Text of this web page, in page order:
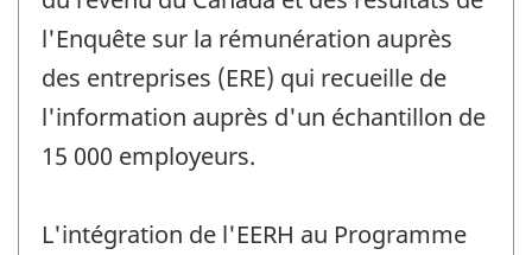
l'Enquête sur la rémunération auprès
des entreprises (ERE) qui recueille de
l'information auprès d'un échantillon de
15 000 employeurs.
L'intégration de l'EERH au Programme